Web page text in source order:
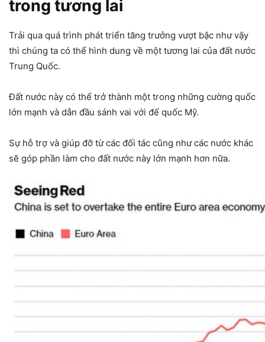
trong tương lai
Trải qua quá trình phát triển tăng trưởng vượt bậc như vậy
thì chúng ta có thể hình dung về một tương lai của đất nước
Trung Quốc.
Đất nước này có thể trở thành một trong những cường quốc
lớn mạnh và dẫn đầu sánh vai với đế quốc Mỹ.
Sự hỗ trợ và giúp đỡ từ các đối tác cũng như các nước khác
sẽ góp phần làm cho đất nước này lớn mạnh hơn nữa.